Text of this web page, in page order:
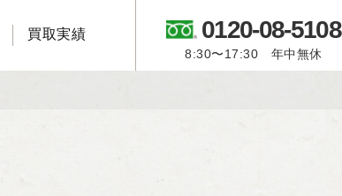
買取実績 0120-08-5108
8:30〜17:30 年中無休